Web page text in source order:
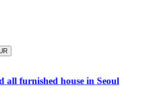
all furnished house in Seoul